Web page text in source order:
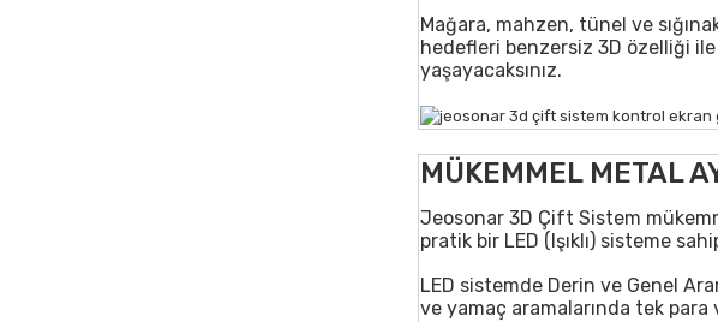
Mağara, mahzen, tünel ve
hedefleri benzersiz 3D özelliği
yaşayacaksınız.
MÜKEMMEL METAL
Jeosonar 3D Çift Sistem
pratik bir LED (Işıklı) sisteme
LED sistemde Derin ve Genel
ve yamaç aramalarında tek